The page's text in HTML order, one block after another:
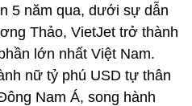
5 năm qua, dưới sự dẫn
Thảo, VietJet trở thành
lớn nhất Việt Nam.
nữ tỷ phú USD tự thân
Nam Á, song hành